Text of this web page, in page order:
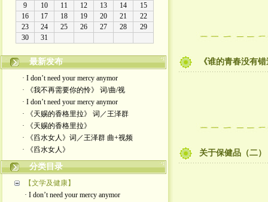
最新发布
· I don’t need your mercy anymor
· 《我不再需要你的怜》 词/曲/视
· I don’t need your mercy anymor
· 《天赐的香格里拉》 词／王泽群
· 《天赐的香格里拉》
· 《舀水女人》词／王泽群 曲+视频
· 《舀水女人》
分类目录
【文学及健康】
· I don’t need your mercy anymor
《谁的青春没有
关于保健品（二）